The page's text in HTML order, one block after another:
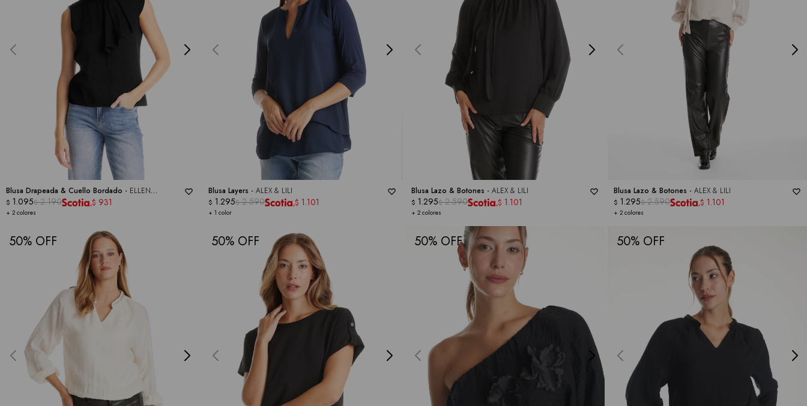
Blusa Drapeada & Cuello Bordado - ELLEN
SCHWART
+ 2 colores
$ 1.095$ 2.190 $ 931
Blusa Layers -ALEX & LILI
+ 1 color
$ 1.295$ 2.590 $ 1.101
Blusa Lazo & Botones - ALEX & LILI
+ 2 colores
$ 1.295$ 2.590 $ 1.101
Blusa Lazo & Botones - ALEX & LILI
+ 2 colores
$ 1.295$ 2.590 $ 1.101
50 50 50 50